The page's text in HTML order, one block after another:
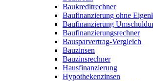
Baukreditrechner
Baufinanzierung ohne
Baufinanzierung
Baufinanzierungsrechner
Bausparvertrag-Vergleich
Bauzinsen
Bauzinsrechner
Hausfinanzierung
Hypothekenzinsen